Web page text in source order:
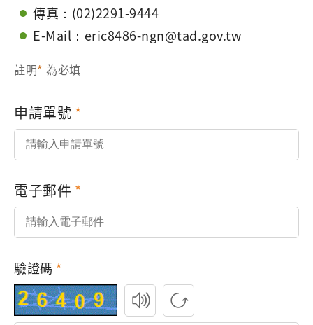
傳真：(02)2291-9444
E-Mail：eric8486-ngn@tad.gov.tw
註明* 為必填
申請單號
電子郵件
驗證碼